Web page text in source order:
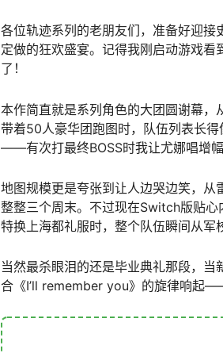
各位轨迹系列的老朋友们，准备好迎
定做的狂欢盛宴。记得我刚启动游戏
了！
本作简直就是系列角色的大团圆谢幕
带着50人豪华团跑图时，队伍列表长
——有次打最终BOSS时我让尤娜唱增幅
地图规模更是夸张到让人边哭边笑，
整整三个周末。不过现在Switch版贴
特换上海都礼服时，整个队伍瞬间从军
当然最杀眼泪的还是毕业典礼那段，
合《I’ll remember you》的旋律响起